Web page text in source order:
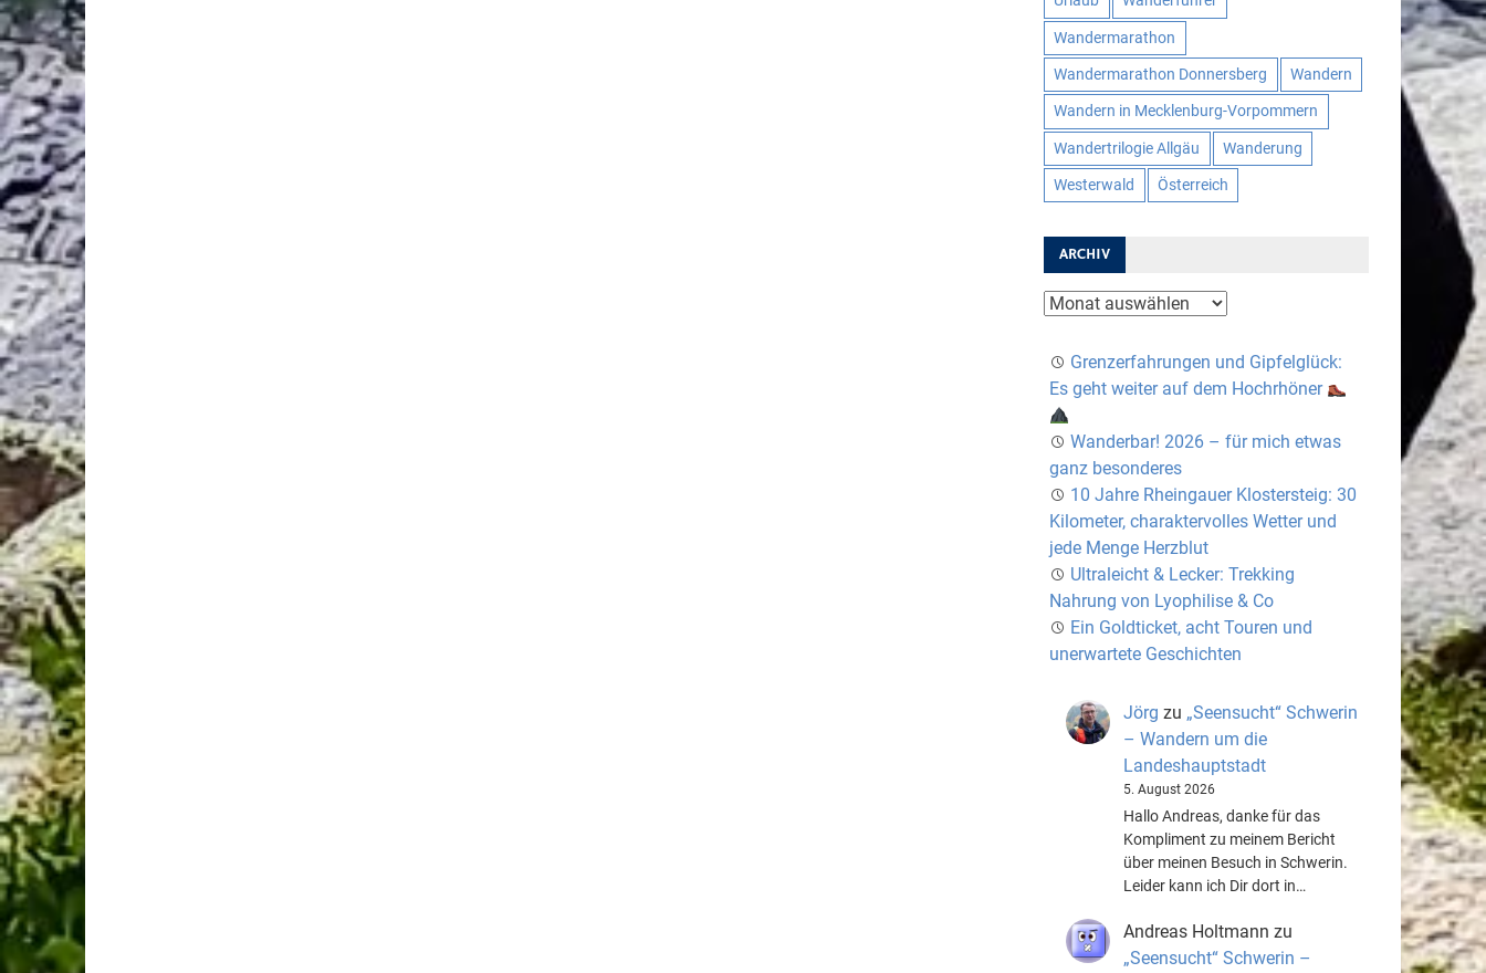
Wandermarathon
Wandermarathon Donnersberg Wandern
Wandern in Mecklenburg-Vorpommern
Wandertrilogie Allgäu Wanderung
Westerwald Österreich
ARCHIV
Archiv
Grenzerfahrungen und Gipfelglück:
Es geht weiter auf dem Hochrhöner
Wanderbar! 2026 – für mich etwas
ganz besonderes
10 Jahre Rheingauer Klostersteig: 30
Kilometer, charaktervolles Wetter und
jede Menge Herzblut
Ultraleicht & Lecker: Trekking
Nahrung von Lyophilise & Co
Ein Goldticket, acht Touren und
unerwartete Geschichten
Jörg zu „Seensucht“ Schwerin
– Wandern um die
Landeshauptstadt
5. August 2026
Hallo Andreas, danke für das
Kompliment zu meinem Bericht
über meinen Besuch in Schwerin.
Leider kann ich Dir dort in…
Andreas Holtmann zu
„Seensucht“ Schwerin –